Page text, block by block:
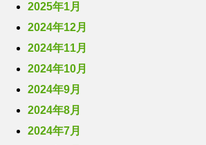
2025年1月
2024年12月
2024年11月
2024年10月
2024年9月
2024年8月
2024年7月